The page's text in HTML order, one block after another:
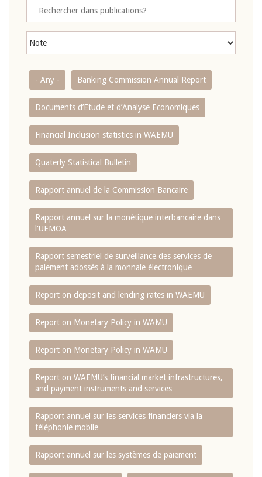
- Any - Banking Commission Annual Report
Documents d’Etude et d’Analyse Economiques
Financial Inclusion statistics in WAEMU
Quaterly Statistical Bulletin
Rapport annuel de la Commission Bancaire
Rapport annuel sur la monétique interbancaire dans
l'UEMOA
Rapport semestriel de surveillance des services de
paiement adossés à la monnaie électronique
Report on deposit and lending rates in WAEMU
Report on Monetary Policy in WAMU
Report on Monetary Policy in WAMU
Report on WAEMU’s financial market infrastructures,
and payment instruments and services
Rapport annuel sur les services financiers via la
téléphonie mobile
Rapport annuel sur les systèmes de paiement